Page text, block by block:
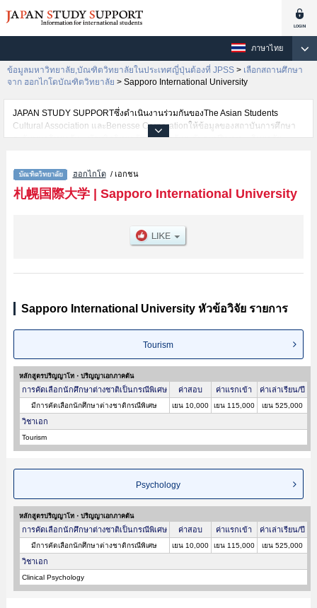
ภาษาไทย
ข้อมูลมหาวิทยาลัย,บัณฑิตวิทยาลัยในประเทศญี่ปุ่นต้องที่ JPSS > เลือกสถานศึกษา
จาก ฮอกไกโดบัณฑิตวิทยาลัย > Sapporo International University
JAPAN STUDY SUPPORTซึ่งดำเนินงานร่วมกันของThe Asian Students
Cultural Association และBenesse Corporationให้ข้อมูลของสถาบันการศึกษา
ระดับมหาวิทยาลัย・บัณฑิตวิทยาลัย・วิทยาลัยระดับอนุปริญญา・วิทยาลัย
นักศึกษาต่างชาติเช่นTourismหรือPsychologyหรือCoaching for Sports and
Health Instruction เป็นต้น,ข้อมูลของแต่ละสาขาวิจัย,ข้อมูลการสอบคัดเลือกเข้า
ศึกษาเช่นจำนวนคนที่รับสมัครหรือจำนวนคนที่ผ่านการสอบคัดเลือก
ฮอกไกโด/ เอกชน
札幌国際大学| Sapporo International University
Sapporo International University หัวข้อวิจัย รายการ
Tourism
หลักสูตรปริญญาโท・ปริญญาเอกภาคต้น
การคัดเลือกนักศึกษาต่างชาติเป็นกรณีพิเศษ ค่าสอบ ค่าแรกเข้า ค่าเล่าเรียน/ปี
มีการคัดเลือกนักศึกษาต่างชาติกรณีพิเศษ เยน 10,000 เยน 115,000 เยน 525,000
วิชาเอก
Tourism
Psychology
หลักสูตรปริญญาโท・ปริญญาเอกภาคต้น
การคัดเลือกนักศึกษาต่างชาติเป็นกรณีพิเศษ ค่าสอบ ค่าแรกเข้า ค่าเล่าเรียน/ปี
มีการคัดเลือกนักศึกษาต่างชาติกรณีพิเศษ เยน 10,000 เยน 115,000 เยน 525,000
วิชาเอก
Clinical Psychology